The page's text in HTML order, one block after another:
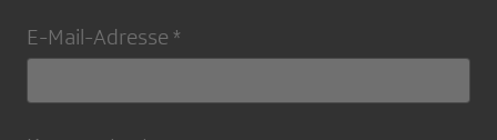
E-Mail-Adresse *